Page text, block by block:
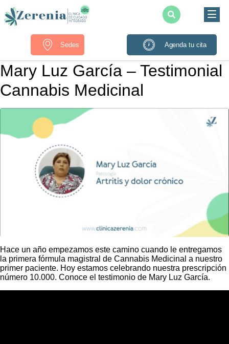
Sedes Agenda tu cita
Mary Luz García – Testimonial
Cannabis Medicinal
Hace un año empezamos este camino cuando le entregamos
la primera fórmula magistral de Cannabis Medicinal a nuestro
primer paciente. Hoy estamos celebrando nuestra prescripción
número 10.000. Conoce el testimonio de Mary Luz García.